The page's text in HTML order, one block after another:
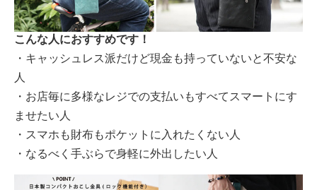
こんな人におすすめです！
・キャッシュレス派だけど現金も持っていないと不安な
人
・お店毎に多様なレジでの支払いもすべてスマートにす
ませたい人
・スマホも財布もポケットに入れたくない人
・なるべく手ぶらで身軽に外出したい人